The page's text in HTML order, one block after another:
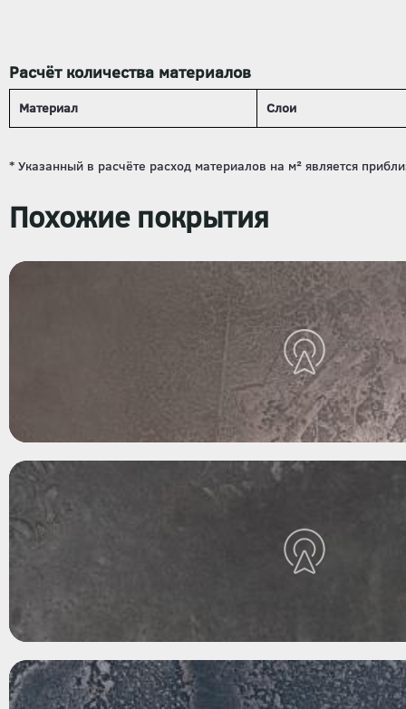
Расчёт количества материалов
Материал Слои
Похожие покрытия